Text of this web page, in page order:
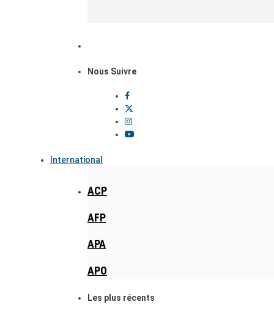
Nous Suivre
International
ACP
AFP
APA
APO
Les plus récents